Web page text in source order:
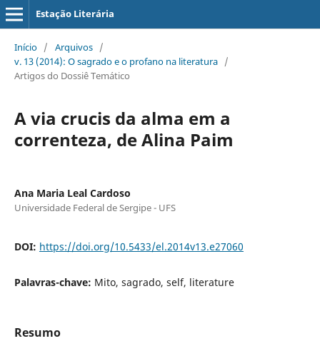
Estação Literária
Início / Arquivos /
v. 13 (2014): O sagrado e o profano na literatura /
Artigos do Dossiê Temático
A via crucis da alma em a
correnteza, de Alina Paim
Ana Maria Leal Cardoso
Universidade Federal de Sergipe - UFS
DOI: https://doi.org/10.5433/el.2014v13.e27060
Palavras-chave: Mito, sagrado, self, literature
Resumo